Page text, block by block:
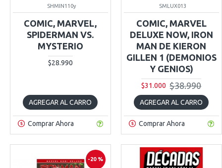
SHMIN110y
COMIC, MARVEL,
SPIDERMAN VS.
MYSTERIO
$28.990
AGREGAR AL CARRO
Comprar Ahora
SMLUX013
COMIC, MARVEL
DELUXE NOW, IRON
MAN DE KIERON
GILLEN 1 (DEMONIOS
Y GENIOS)
$31.000 $38.990
AGREGAR AL CARRO
Comprar Ahora
-20 %